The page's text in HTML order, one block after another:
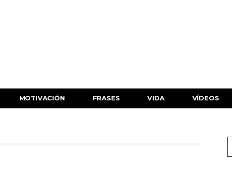
MOTIVACIÓN FRASES VIDA VÍDEOS